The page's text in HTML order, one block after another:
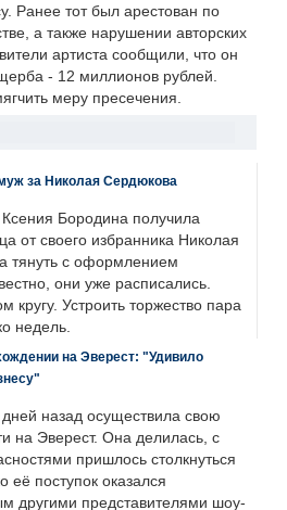
Ранее тот был арестован по
а также нарушении авторских
артиста сообщили, что он
- 12 миллионов рублей.
меру пресечения.
за Николая Сердюкова
Бородина получила
от своего избранника Николая
тянуть с оформлением
они уже расписались.
кругу. Устроить торжество пара
недель.
на Эверест: "Удивило
назад осуществила свою
на Эверест. Она делилась, с
пришлось столкнуться
её поступок оказался
другими представителями шоу-